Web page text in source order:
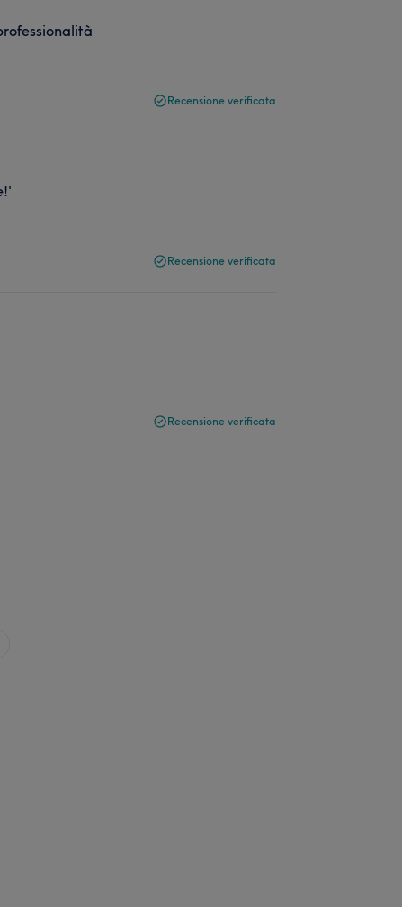
Recensione verificata
Recensione verificata
Recensione verificata